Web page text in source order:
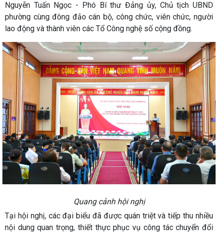
Nguyễn Tuấn Ngọc - Phó Bí thư Đảng ủy, Chủ tịch UBND
phường cùng đông đảo cán bộ, công chức, viên chức, người
lao động và thành viên các Tổ Công nghệ số cộng đồng.
Quang cảnh hội nghị
Tại hội nghị, các đại biểu đã được quán triệt và tiếp thu nhiều
nội dung quan trọng, thiết thực phục vụ công tác chuyển đổi